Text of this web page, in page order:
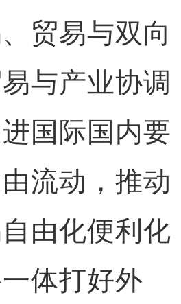
贸易与双向
与产业协调
国际国内要
流动，推动
由化便利化
体打好外